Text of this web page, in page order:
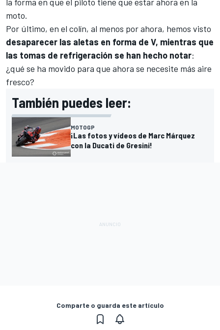
la forma en que el piloto tiene que estar ahora en la
moto.
Por último, en el colín, al menos por ahora, hemos visto
desaparecer las aletas en forma de V, mientras que
las tomas de refrigeración se han hecho notar:
¿qué se ha movido para que ahora se necesite más aire
fresco?
También puedes leer:
MOTOGP
¡Las fotos y vídeos de Marc Márquez
con la Ducati de Gresini!
Comparte o guarda este artículo